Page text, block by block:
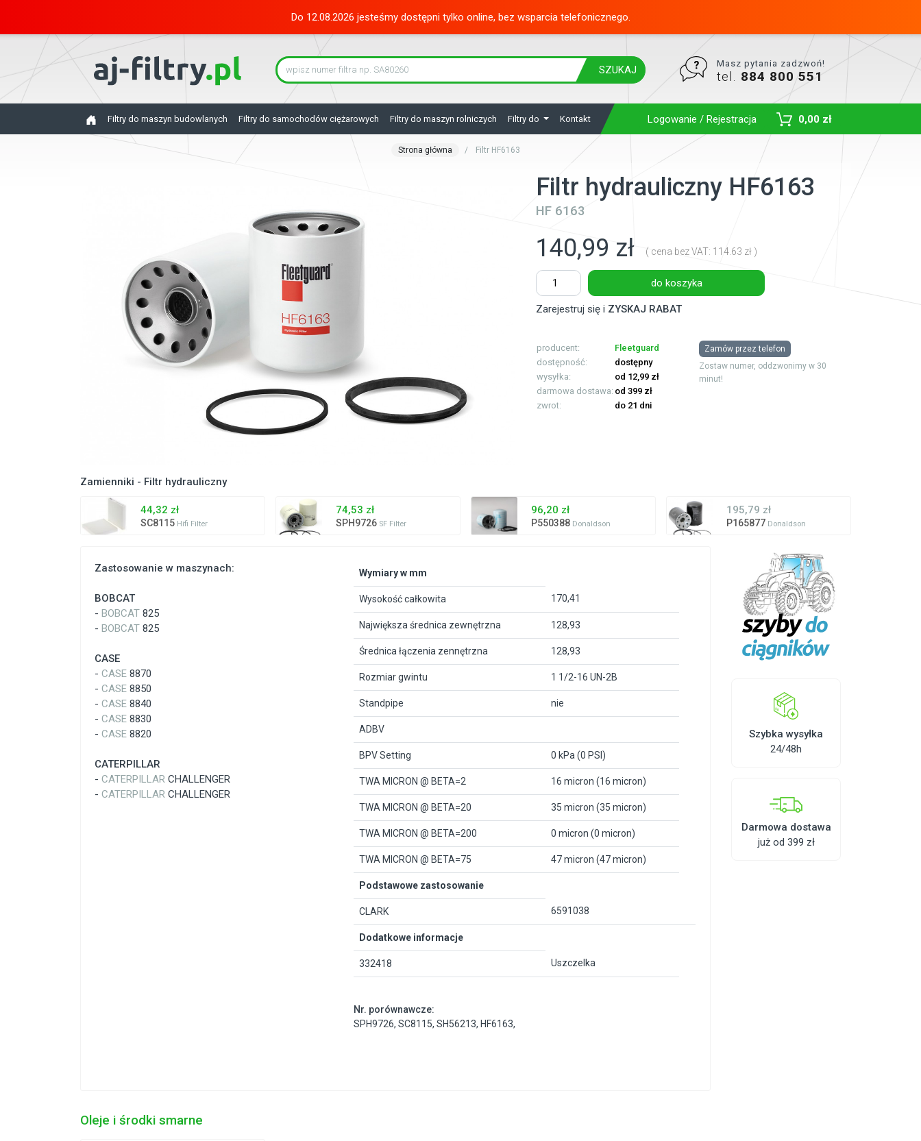
Do 12.08.2026 jesteśmy dostępni tylko online, bez wsparcia telefonicznego.
SZUKAJ
Masz pytania zadzwoń!
tel. 884 800 551
Filtry do maszyn budowlanych Filtry do samochodów ciężarowych Filtry do maszyn rolniczych Filtry do Kontakt Logowanie / Rejestracja 0,00 zł
Strona główna Filtr HF6163
Filtr hydrauliczny HF6163
HF 6163
140,99 zł ( cena bez VAT: 114.63 zł )
do koszyka
Zarejestruj się i ZYSKAJ RABAT
producent:
Fleetguard
dostępność:
dostępny
wysyłka:
od 12,99 zł
darmowa dostawa: od 399 zł
zwrot:
do 21 dni
Zamów przez telefon
Zostaw numer, oddzwonimy w 30
minut!
Zamienniki - Filtr hydrauliczny
44,32 zł
SC8115 Hifi Filter
74,53 zł
SPH9726 SF Filter
96,20 zł
P550388 Donaldson
195,79 zł
P165877 Donaldson
Zastosowanie w maszynach:
BOBCAT
- BOBCAT 825
- BOBCAT 825
CASE
- CASE 8870
- CASE 8850
- CASE 8840
- CASE 8830
- CASE 8820
CATERPILLAR
- CATERPILLAR CHALLENGER
- CATERPILLAR CHALLENGER
Wymiary w mm
Wysokość całkowita 170,41
Największa średnica zewnętrzna 128,93
Średnica łączenia zennętrzna 128,93
Rozmiar gwintu 1 1/2-16 UN-2B
Standpipe nie
ADBV
BPV Setting 0 kPa (0 PSI)
TWA MICRON @ BETA=2 16 micron (16 micron)
TWA MICRON @ BETA=20 35 micron (35 micron)
TWA MICRON @ BETA=200 0 micron (0 micron)
TWA MICRON @ BETA=75 47 micron (47 micron)
Podstawowe zastosowanie
CLARK 6591038
Dodatkowe informacje
332418 Uszczelka
Nr. porównawcze:
SPH9726,SC8115,SH56213, HF6163,
Szybka wysyłka
24/48h
Darmowa dostawa
już od 399 zł
Oleje i środki smarne